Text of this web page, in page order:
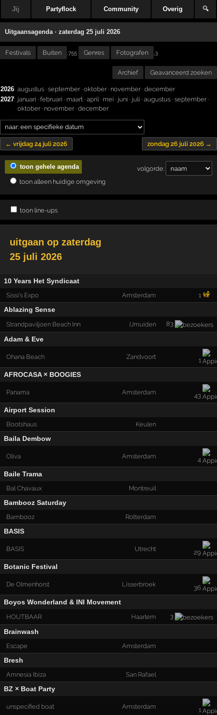
Jij Partyflock Community Overig 🔍
Uitgaansagenda · zaterdag 25 juli 2026
Festivals Buiten ,755 Genres Fotografen ,3
Archief Geavanceerd zoeken
2026: augustus · september· oktober· november· december
2027: januari · februari · maart · april· mei · juni · juli · augustus · september·
oktober· november· december
← vrijdag 24 juli 2026 zondag 26 juli 2026 →
volgorde:
toon gehele agenda
toon alleen huidige omgeving
toon line-ups
uitgaan op zaterdag
25 juli 2026
10 Years Het Syndicaat
Sissi's Expo Amsterdam 1
Ablazing Sense
Strandpaviljoen Beach Inn IJmuiden 83
Adam & Eve
Ohana Beach Zandvoort 1
AFROCASA × BOOGIES
Panama Amsterdam 43
Airport Session
Bootshaus Keulen
Baila Dembow
Oliva Amsterdam 4
Baile Trama
Bal Chavaux Montreuil
Bambooz Saturday
Bambooz Rotterdam
BASIS
BASIS Utrecht 29
Botanic Festival
De Olmenhorst Lisserbroek 36
Boyos Wonderland & INI Movement
HOUTBAAR Haarlem 3
Brainwash
Escape Amsterdam
Bresh
Amnesia Ibiza San Rafael
BZ × Boat Party
unspecified boat Amsterdam 1